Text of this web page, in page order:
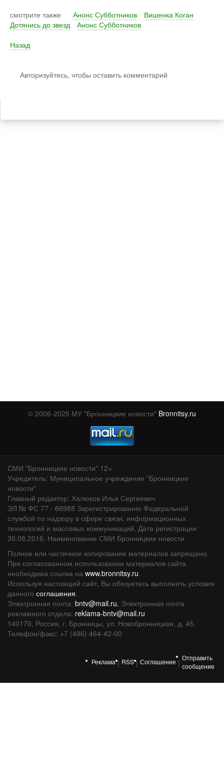
смотрите также Анонс Субботников
Вишенка Коган
Дотянись до звезд
Анонс Субботников
Назад
Авторизуйтесь, чтобы оставить комментарий
© 2006-2025 МУ "Бронницкие новости" Bronnitsy.ru
СМИ "Бронницкие новости" 12+
Учредитель: Муниципальное учреждение "Бронницкие
новости"
Главный редактор: Халюков Илья Сергеевич
ЭЛ № ФС 77 - 66988 Зарегистрированно Федеральной
службой по надзору в сфере связи, информационных
технологий и массовых коммуникаций. Дата регистрации
30.08.2016. Наименование СМИ Бронницкие новости
Полное или частичное копирование материалов запрещено.
При согласованном использовании материалов сайта
необходима ссылка на www.bronnitsy.ru.
Используя настоящий сайт, Вы обязуетесь выполнять условия
данного соглашения.
Электронная почта: bntv@mail.ru. Электронная почта
рекламного отдела: reklama-bntv@mail.ru
140170, Россия, г. Бронницы, ул. Новобронницкая, д. 46.
Телефон/факс: +7 (496) 464-42-00
Реклама | RSS | Соглашение |
Отправить
сообщение